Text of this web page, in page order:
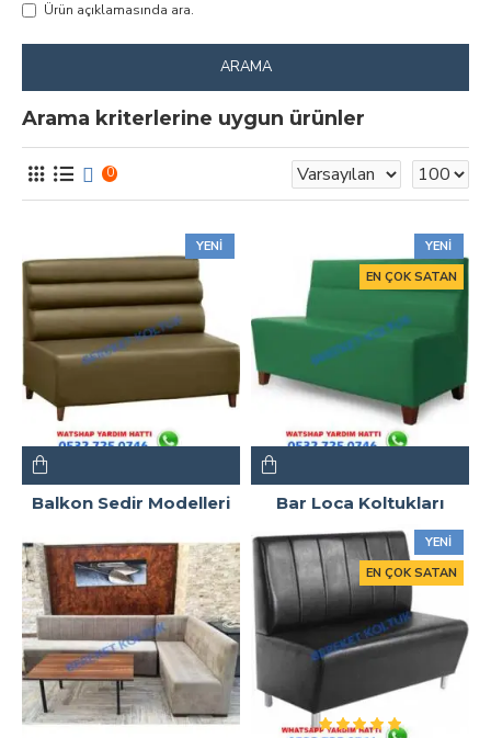
Ürün açıklamasında ara.
ARAMA
Arama kriterlerine uygun ürünler
0
YENI
Balkon Sedir Modelleri
YENI
EN ÇOK SATAN
Bar Loca Koltukları
YENI
EN ÇOK SATAN